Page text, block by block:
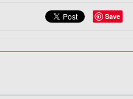
Save